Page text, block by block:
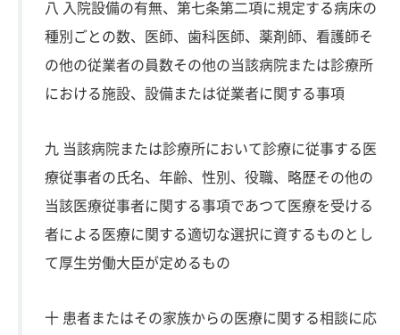
八 入院設備の有無、第七条第二項に規定する病床の
種別ごとの数、医師、歯科医師、薬剤師、看護師そ
の他の従業者の員数その他の当該病院または診療所
における施設、設備または従業者に関する事項
九 当該病院または診療所において診療に従事する医
療従事者の氏名、年齢、性別、役職、略歴その他の
当該医療従事者に関する事項であつて医療を受ける
者による医療に関する適切な選択に資するものとし
て厚生労働大臣が定めるもの
十 患者またはその家族からの医療に関する相談に応